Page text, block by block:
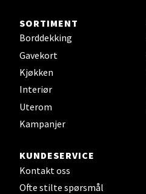
SORTIMENT
Borddekking
Gavekort
Kjøkken
Interiør
Uterom
Kampanjer
KUNDESERVICE
Kontakt oss
Ofte stilte spørsmål
Åpent i dag 10-21
0 i butikk
Strangata 26, 8400 Sortland